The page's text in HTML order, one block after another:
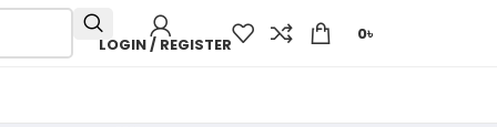
LOGIN / REGISTER
0৳